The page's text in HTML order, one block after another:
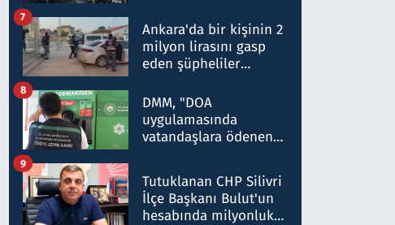
ifadelerinden ortaya
çıkan tablo şok etti
Ankara'da bir kişinin 2
milyon lirasını gasp
eden şüpheliler
7
DMM, "DOA
uygulamasında
vatandaşlara ödenen
düşürüldüğü" iddiasını
yalanladı
8
Tutuklanan CHP Silivri
İlçe Başkanı Bulut'un
hesabında milyonluk
9